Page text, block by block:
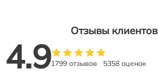
Отзывы клиентов
4.91799 отзывов 5358 оценок